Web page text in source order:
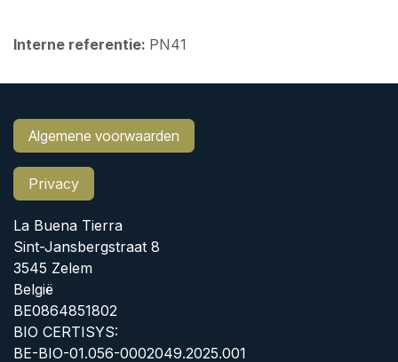
Interne referentie: PN41
Algemene voorwaarden
Privacy
La Buena Tierra
Sint-Jansbergstraat 8
3545 Zelem
België
BE0864851802
BIO CERTISYS:
BE-BIO-01.056-0002049.2025.001